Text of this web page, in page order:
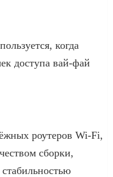
когда
доступа вай-фай
роутеров Wi-Fi,
сборки,